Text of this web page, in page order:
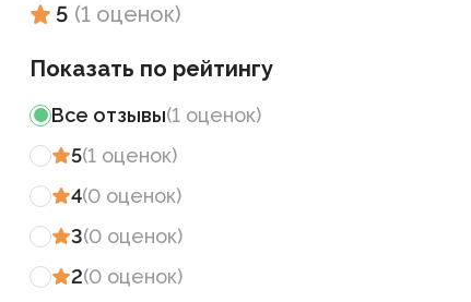
5 (1 оценок)
Показать по рейтингу
Все отзывы(1 оценок)
5(1 оценок)
4(0 оценок)
3(0 оценок)
2(0 оценок)